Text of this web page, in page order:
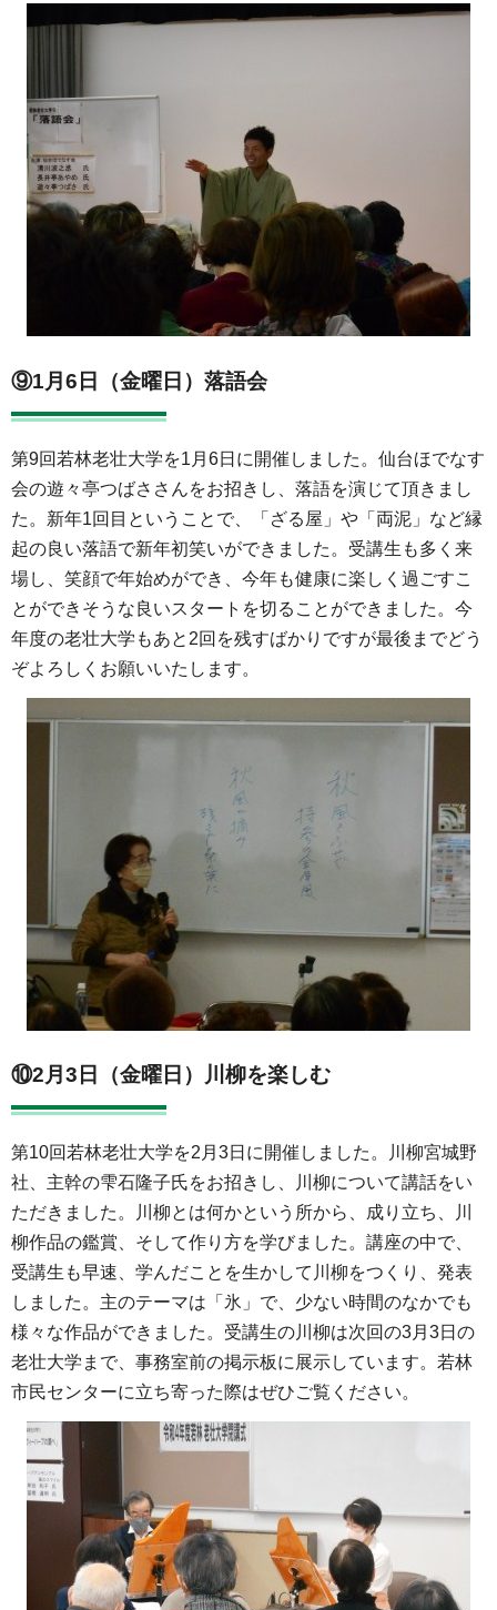
⑨1月6日（金曜日）落語会
第9回若林老壮大学を1月6日に開催しました。仙台ほでなす
会の遊々亭つばささんをお招きし、落語を演じて頂きまし
た。新年1回目ということで、「ざる屋」や「両泥」など縁
起の良い落語で新年初笑いができました。受講生も多く来
場し、笑顔で年始めができ、今年も健康に楽しく過ごすこ
とができそうな良いスタートを切ることができました。今
年度の老壮大学もあと2回を残すばかりですが最後までどう
ぞよろしくお願いいたします。
⑩2月3日（金曜日）川柳を楽しむ
第10回若林老壮大学を2月3日に開催しました。川柳宮城野
社、主幹の雫石隆子氏をお招きし、川柳について講話をい
ただきました。川柳とは何かという所から、成り立ち、川
柳作品の鑑賞、そして作り方を学びました。講座の中で、
受講生も早速、学んだことを生かして川柳をつくり、発表
しました。主のテーマは「氷」で、少ない時間のなかでも
様々な作品ができました。受講生の川柳は次回の3月3日の
老壮大学まで、事務室前の掲示板に展示しています。若林
市民センターに立ち寄った際はぜひご覧ください。